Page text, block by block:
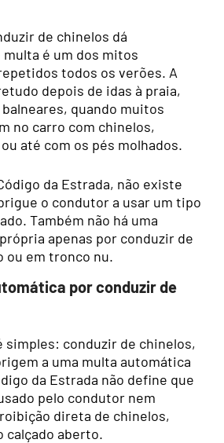
de chinelos dá
é um dos mitos
todos os verões. A
depois de idas à praia,
quando muitos
no carro com chinelos,
até com os pés molhados.
da Estrada, não existe
o condutor a usar um tipo
Também não há uma
apenas por conduzir de
ou em tronco nu.
por conduzir de
simples: conduzir de chinelos,
a uma multa automática
da Estrada não define que
pelo condutor nem
direta de chinelos,
calçado aberto.